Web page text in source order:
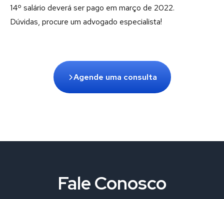
14º salário deverá ser pago em março de 2022.
Dúvidas, procure um advogado especialista!
Agende uma consulta
Fale Conosco